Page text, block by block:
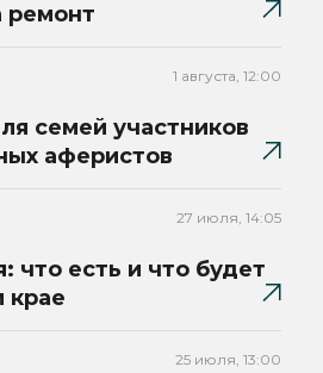
ремонт
1 августа, 12:00
семей участников
аферистов
27 июля, 14:05
что есть и что будет
крае
25 июля, 13:00